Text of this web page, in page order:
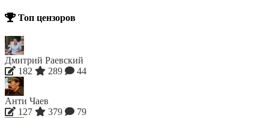
Топ цензоров
Дмитрий Раевский
182
289 44
Анти Чаев
127
379 79